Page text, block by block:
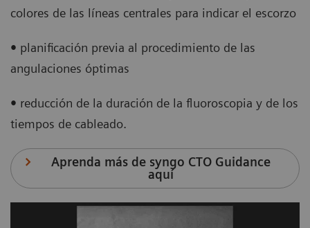
colores de las líneas centrales para indicar el escorzo
• planificación previa al procedimiento de las
angulaciones óptimas
• reducción de la duración de la fluoroscopia y de los
tiempos de cableado.
Aprenda más de syngo CTO Guidance
aquí